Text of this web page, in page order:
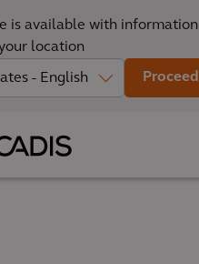
is available with information
location
Proceed